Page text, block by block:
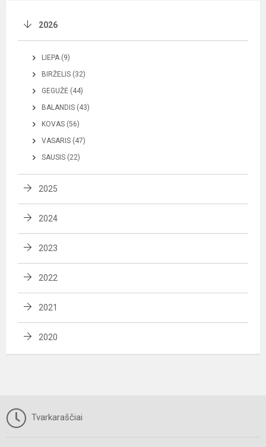
2026
LIEPA (9)
BIRŽELIS (32)
GEGUŽĖ (44)
BALANDIS (43)
KOVAS (56)
VASARIS (47)
SAUSIS (22)
2025
2024
2023
2022
2021
2020
Tvarkaraščiai